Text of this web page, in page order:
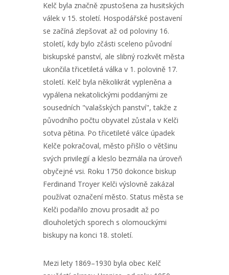
Kelč byla značně zpustošena za husitských
válek v 15. století. Hospodářské postavení
se začíná zlepšovat až od poloviny 16.
století, kdy bylo zčásti sceleno původní
biskupské panství, ale slibný rozkvět města
ukončila třicetiletá válka v 1. polovině 17.
století. Kelč byla několikrát vypleněna a
vypálena nekatolickými poddanými ze
sousedních "valašských panství", takže z
původního počtu obyvatel zůstala v Kelči
sotva pětina. Po třicetileté válce úpadek
Kelče pokračoval, město přišlo o většinu
svých privilegií a kleslo bezmála na úroveň
obyčejné vsi. Roku 1750 dokonce biskup
Ferdinand Troyer Kelči výslovně zakázal
používat označení město. Status města se
Kelči podařilo znovu prosadit až po
dlouholetých sporech s olomouckými
biskupy na konci 18. století.
Mezi lety 1869–1930 byla obec Kelč